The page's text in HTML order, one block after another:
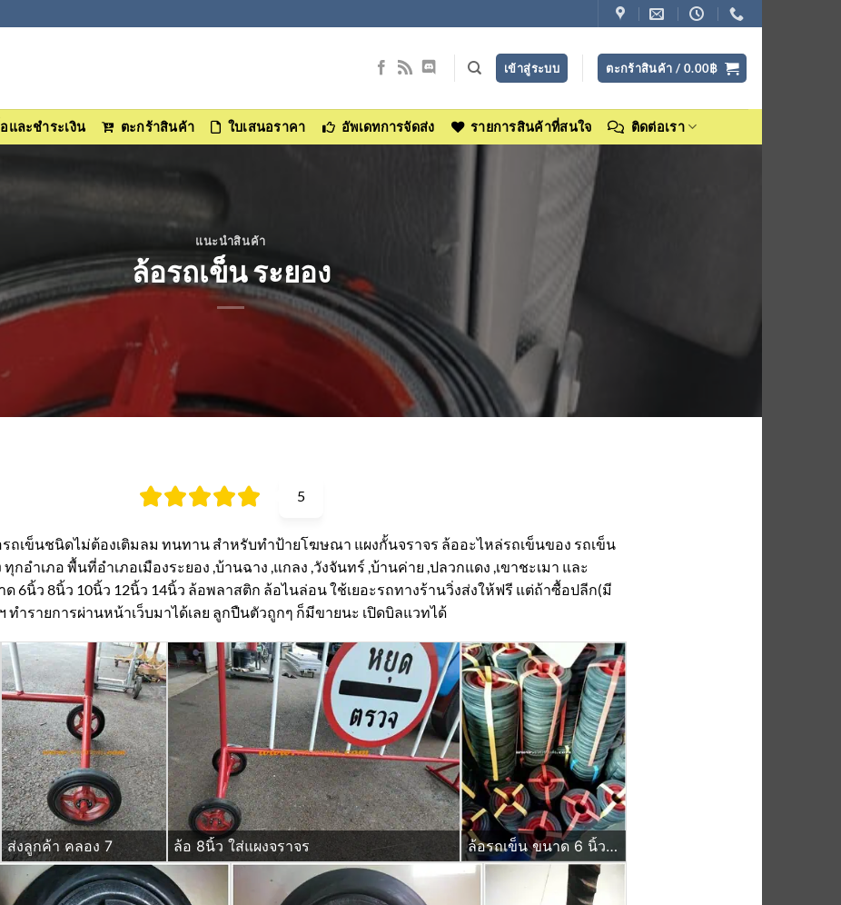
เข้าสู่ระบบ ตะกร้าสินค้า / 0.00฿
และชำระเงิน ตะกร้าสินค้า ใบเสนอราคา อัพเดทการจัดส่ง รายการสินค้าที่สนใจ ติดต่อเรา
แนะนำสินค้า
ล้อรถเข็น ระยอง
5
ถเข็นชนิดไม่ต้องเติมลม ทนทาน สำหรับทำป้ายโฆษณา แผงกั้นจราจร ล้ออะไหล่รถเข็นของ รถเข็น
กอำเภอ พื้นที่อำเภอเมืองระยอง ,บ้านฉาง ,แกลง ,วังจันทร์ ,บ้านค่าย ,ปลวกแดง ,เขาชะเมา และ
6นิ้ว 8นิ้ว 10นิ้ว 12นิ้ว 14นิ้ว ล้อพลาสติก ล้อไนล่อน ใช้เยอะรถทางร้านวิ่งส่งให้ฟรี แต่ถ้าซื้อปลีก(มี
ทำรายการผ่านหน้าเว็บมาได้เลย ลูกปืนตัวถูกๆ ก็มีขายนะ เปิดบิลแวทได้
ส่งลูกค้า คลอง 7 ล้อ 8นิ้ว ใส่แผงจราจร ล้อรถเข็น ขนาด 6 นิ้ว ลูกล้อยางตัน สำหรับใส่แผงกั้นจราจร ป้ายหยุดตรวจ ชนิดมีบ่าใส่ตลับลูกปืน